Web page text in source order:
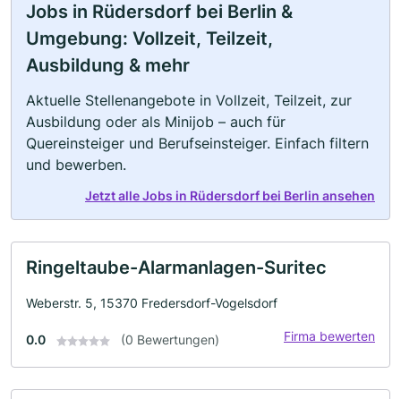
Jobs in Rüdersdorf bei Berlin &
Umgebung: Vollzeit, Teilzeit,
Ausbildung & mehr
Aktuelle Stellenangebote in Vollzeit, Teilzeit, zur
Ausbildung oder als Minijob – auch für
Quereinsteiger und Berufseinsteiger. Einfach filtern
und bewerben.
Jetzt alle Jobs in Rüdersdorf bei Berlin ansehen
Ringeltaube-Alarmanlagen-Suritec
Weberstr. 5, 15370 Fredersdorf-Vogelsdorf
0.0 (0 Bewertungen) Firma bewerten